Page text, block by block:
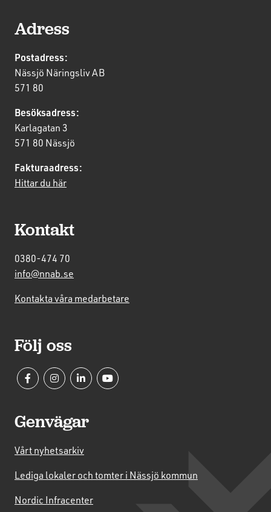
Adress
Postadress:
Nässjö Näringsliv AB
571 80
Besöksadress:
Karlagatan 3
571 80 Nässjö
Fakturaadress:
Hittar du här
Kontakt
0380-474 70
info@nnab.se
Kontakta våra medarbetare
Följ oss
Genvägar
Vårt nyhetsarkiv
Lediga lokaler och tomter i Nässjö kommun
Nordic Infracenter